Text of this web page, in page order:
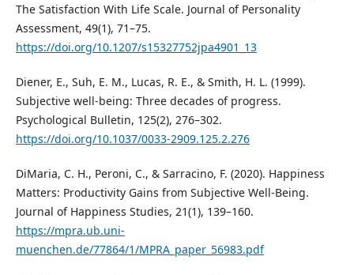
The Satisfaction With Life Scale. Journal of Personality
Assessment, 49(1), 71–75.
https://doi.org/10.1207/s15327752jpa4901_13
Diener, E., Suh, E. M., Lucas, R. E., & Smith, H. L. (1999).
Subjective well-being: Three decades of progress.
Psychological Bulletin, 125(2), 276–302.
https://doi.org/10.1037/0033-2909.125.2.276
DiMaria, C. H., Peroni, C., & Sarracino, F. (2020). Happiness
Matters: Productivity Gains from Subjective Well-Being.
Journal of Happiness Studies, 21(1), 139–160.
https://mpra.ub.uni-
muenchen.de/77864/1/MPRA_paper_56983.pdf